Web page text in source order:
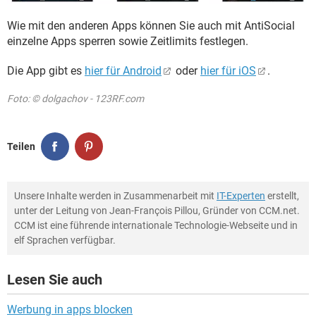
Wie mit den anderen Apps können Sie auch mit AntiSocial
einzelne Apps sperren sowie Zeitlimits festlegen.
Die App gibt es hier für Android oder hier für iOS .
Foto: © dolgachov - 123RF.com
Teilen
Unsere Inhalte werden in Zusammenarbeit mit IT-Experten erstellt,
unter der Leitung von Jean-François Pillou, Gründer von CCM.net.
CCM ist eine führende internationale Technologie-Webseite und in
elf Sprachen verfügbar.
Lesen Sie auch
Werbung in apps blocken